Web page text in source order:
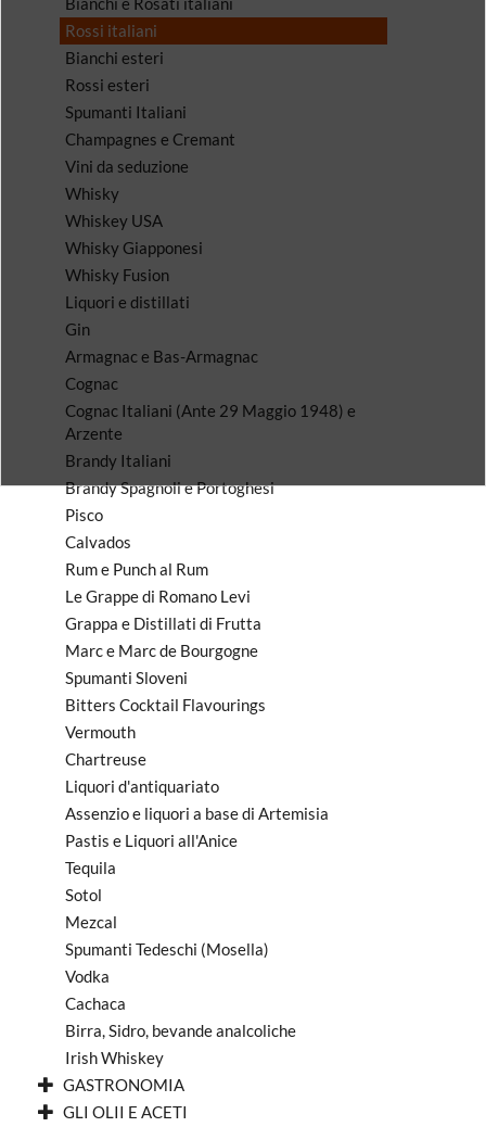
Rossi italiani
Bianchi esteri
Rossi esteri
Spumanti Italiani
Champagnes e Cremant
Vini da seduzione
Whisky
Whiskey USA
Whisky Giapponesi
Whisky Fusion
Liquori e distillati
Gin
Armagnac e Bas-Armagnac
Cognac
Cognac Italiani (Ante 29 Maggio 1948) e
Arzente
Brandy Italiani
Brandy Spagnoli e Portoghesi
Pisco
Calvados
Rum e Punch al Rum
Le Grappe di Romano Levi
Grappa e Distillati di Frutta
Marc e Marc de Bourgogne
Spumanti Sloveni
Bitters Cocktail Flavourings
Vermouth
Chartreuse
Liquori d'antiquariato
Assenzio e liquori a base di Artemisia
Pastis e Liquori all'Anice
Tequila
Sotol
Mezcal
Spumanti Tedeschi (Mosella)
Vodka
Cachaca
Birra, Sidro, bevande analcoliche
Irish Whiskey
GASTRONOMIA
GLI OLII E ACETI